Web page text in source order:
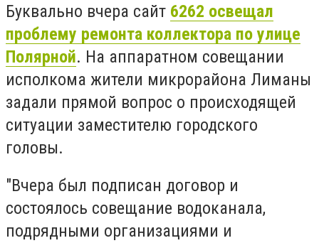
Буквально вчера сайт 6262 освещал
проблему ремонта коллектора по улице
Полярной. На аппаратном совещании
исполкома жители микрорайона Лиманы
задали прямой вопрос о происходящей
ситуации заместителю городского
головы.
"Вчера был подписан договор и
состоялось совещание водоканала,
подрядными организациями и